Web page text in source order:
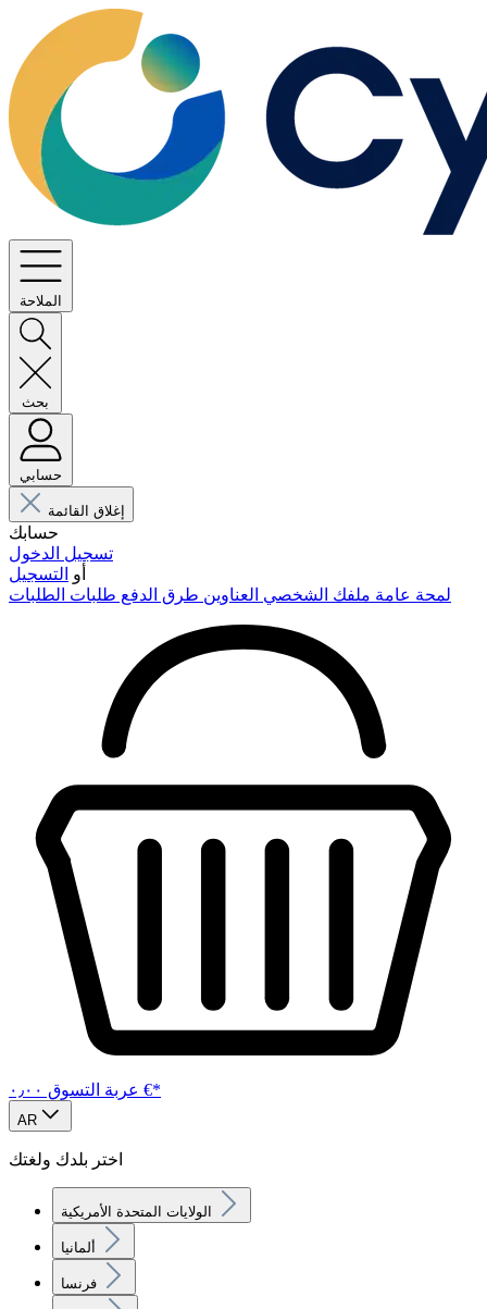
الملاحة
بحث
حسابي
إغلاق القائمة
حسابك
تسجيل الدخول
أو التسجيل
لمحة عامة ملفك الشخصي العناوين طرق الدفع طلبات الطلبات
عربة التسوق ‏٠٫٠٠ €*
AR
اختر بلدك ولغتك
الولايات المتحدة الأمريكية
ألمانيا
فرنسا